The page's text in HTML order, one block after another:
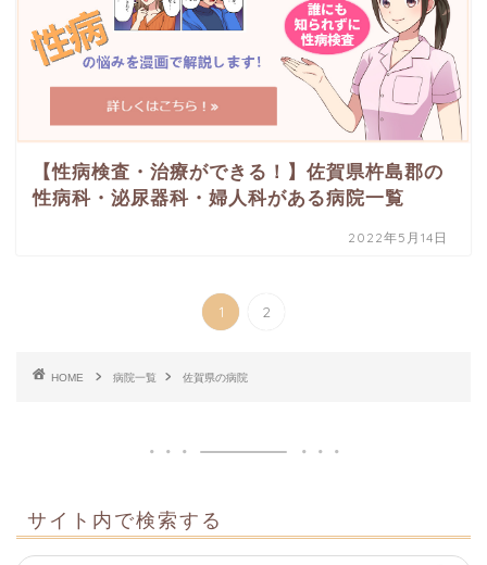
【性病検査・治療ができる！】佐賀県杵島郡の
性病科・泌尿器科・婦人科がある病院一覧
2022年5月14日
1 2
HOME 病院一覧 佐賀県の病院
サイト内で検索する